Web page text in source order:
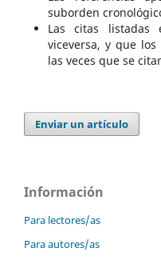
suborden
Las citas
viceversa, y que
las veces que se
Enviar un artículo
Información
Para lectores/as
Para autores/as